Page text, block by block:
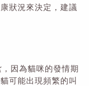
狀況來決定，建議
因為貓咪的發情期
可能出現頻繁的叫